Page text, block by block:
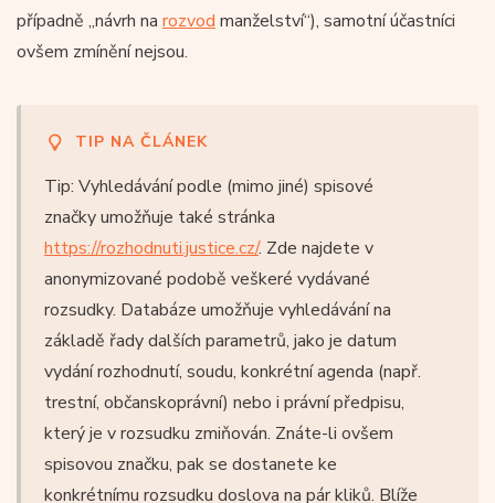
případně „návrh na rozvod manželství“), samotní účastníci
ovšem zmínění nejsou.
TIP NA ČLÁNEK
Tip: Vyhledávání podle (mimo jiné) spisové
značky umožňuje také stránka
https://rozhodnuti.justice.cz/. Zde najdete v
anonymizované podobě veškeré vydávané
rozsudky. Databáze umožňuje vyhledávání na
základě řady dalších parametrů, jako je datum
vydání rozhodnutí, soudu, konkrétní agenda (např.
trestní, občanskoprávní) nebo i právní předpisu,
který je v rozsudku zmiňován. Znáte-li ovšem
spisovou značku, pak se dostanete ke
konkrétnímu rozsudku doslova na pár kliků. Blíže